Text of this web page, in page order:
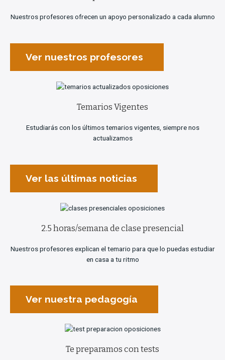
Nuestros profesores ofrecen un apoyo personalizado a cada alumno
Ver nuestros profesores
Temarios Vigentes
Estudiarás con los últimos temarios vigentes, siempre nos
actualizamos
Ver las últimas noticias
2.5 horas/semana de clase presencial
Nuestros profesores explican el temario para que lo puedas estudiar
en casa a tu ritmo
Ver nuestra pedagogía
Te preparamos con tests